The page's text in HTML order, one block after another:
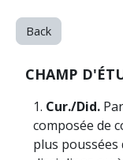
Back
CHAMP
1. Cur./Did.
composée de
plus